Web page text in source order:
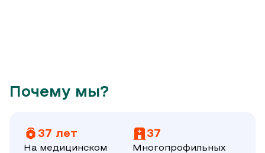
Почему мы?
37 лет
На медицинском
37
Многопрофильных